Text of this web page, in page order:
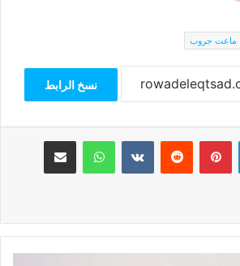
ماعت جروب
نسخ الرابط
لينكدإن بينتيريست واتساب مشاركة عبر البريد